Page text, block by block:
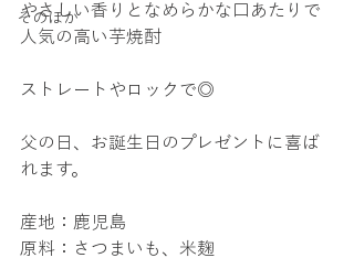
そのほか
やさしい香りとなめらかな口あたりで
人気の高い芋焼酎
ストレートやロックで◎
父の日、お誕生日のプレゼントに喜ば
れます。
産地：鹿児島
原料：さつまいも、米麹